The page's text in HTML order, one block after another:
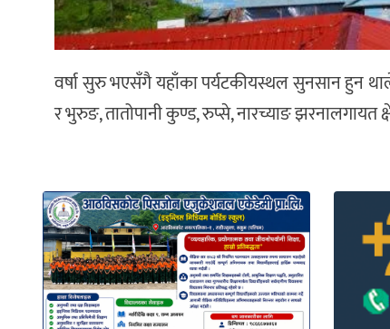
वर्षा सुरु भएसँगै यहाँका पर्यटकीयस्थल सुनसान हुन
र भुरुङ, तातोपानी कुण्ड, रुप्से, नारच्याङ झरनालगायत